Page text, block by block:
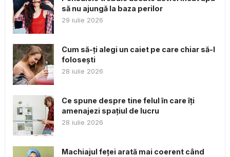
să nu ajungă la baza perilor
29 iulie 2026
Cum să-ți alegi un caiet pe care chiar să-l
folosești
28 iulie 2026
Ce spune despre tine felul în care îți
amenajezi spațiul de lucru
28 iulie 2026
Machiajul feței arată mai coerent când